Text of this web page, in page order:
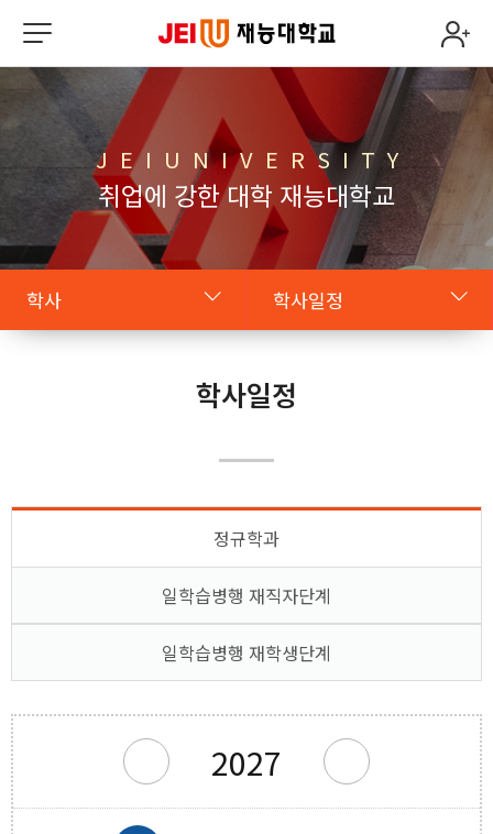
J E I U N I V E R S I T Y
취업에 강한 대학 재능대학교
학사 학사일정
평가&졸업
학사일정
정규학과
일학습병행 재직자단계
일학습병행 재학생단계
2027